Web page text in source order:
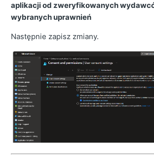
aplikacji od zweryfikowanych
wybranych uprawnień
Następnie zapisz zmiany.